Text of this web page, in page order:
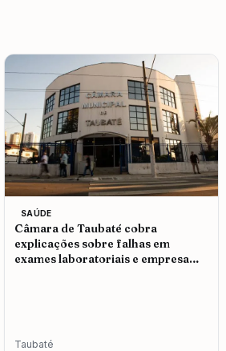
SAÚDE
Câmara de Taubaté cobra
explicações sobre falhas em
exames laboratoriais e empresa
Taubaté